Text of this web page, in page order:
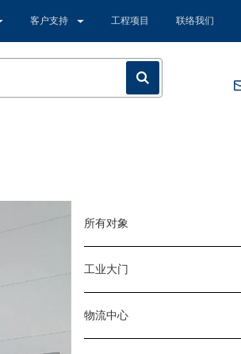
客户支持 工程项目 联络我们
所有对象
工业大门
物流中心